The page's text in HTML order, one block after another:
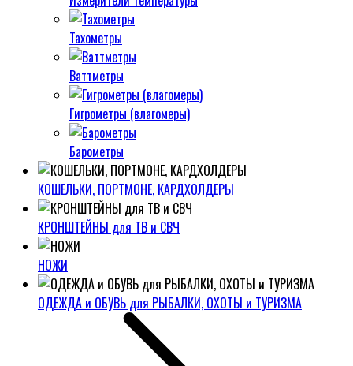
Тахометры
Ваттметры
Гигрометры (влагомеры)
Барометры
КОШЕЛЬКИ, ПОРТМОНЕ, КАРДХОЛДЕРЫ
КРОНШТЕЙНЫ для ТВ и СВЧ
НОЖИ
ОДЕЖДА и ОБУВЬ для РЫБАЛКИ, ОХОТЫ и ТУРИЗМА